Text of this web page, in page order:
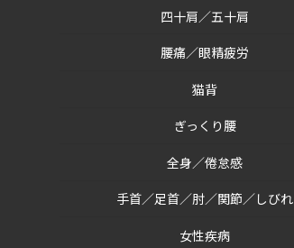
四十肩／五十肩
腰痛／眼精疲労
猫背
ぎっくり腰
全身／倦怠感
手首／足首／肘／関節／しびれ
女性疾病